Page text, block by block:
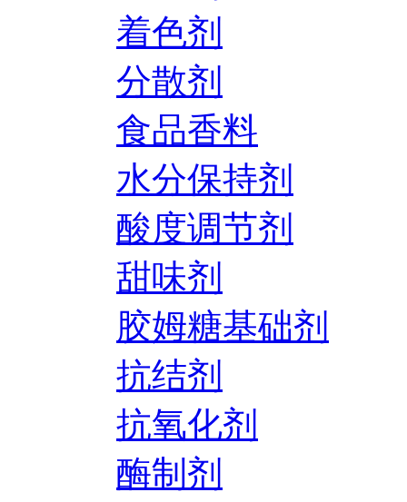
着色剂
分散剂
食品香料
水分保持剂
酸度调节剂
甜味剂
胶姆糖基础剂
抗结剂
抗氧化剂
酶制剂